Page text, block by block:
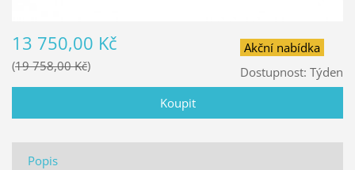
Akční nabídka
Dostupnost: Týden
13 750,00 Kč
19 758,00 Kč
Popis